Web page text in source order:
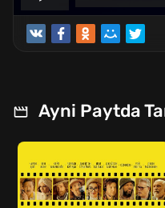
Ayni Paytda